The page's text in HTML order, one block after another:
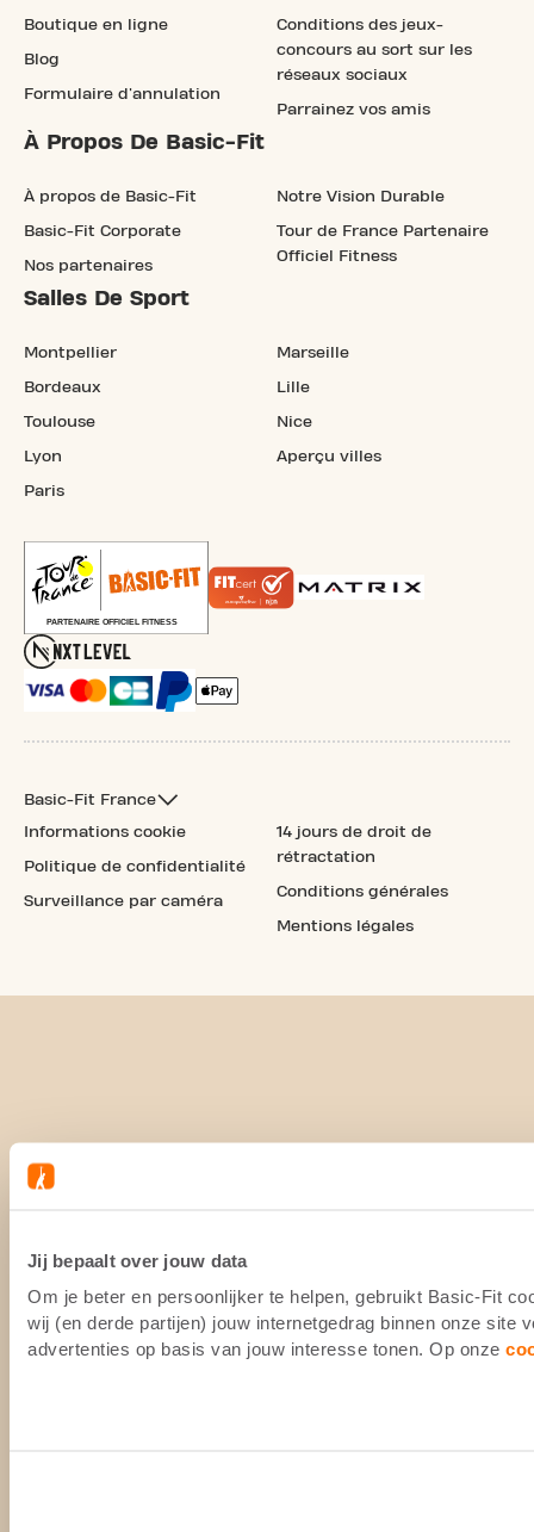
Jij bepaalt over jouw data
Om je beter en persoonlijker te helpen, gebruikt Basic-Fit
wij (en derde partijen) jouw internetgedrag binnen onze site
advertenties op basis van jouw interesse tonen. Op onze
Boutique en ligne
Blog
Formulaire d'annulation
Conditions des jeux-
concours au sort sur les
réseaux sociaux
Parrainez vos amis
À Propos De Basic-Fit
À propos de Basic-Fit
Basic-Fit Corporate
Nos partenaires
Notre Vision Durable
Tour de France Partenaire
Officiel Fitness
Salles De Sport
Montpellier
Bordeaux
Toulouse
Lyon
Paris
Marseille
Lille
Nice
Aperçu villes
Basic-Fit France
Informations cookie
Politique de confidentialité
Surveillance par caméra
14 jours de droit de
rétractation
Conditions générales
Mentions légales